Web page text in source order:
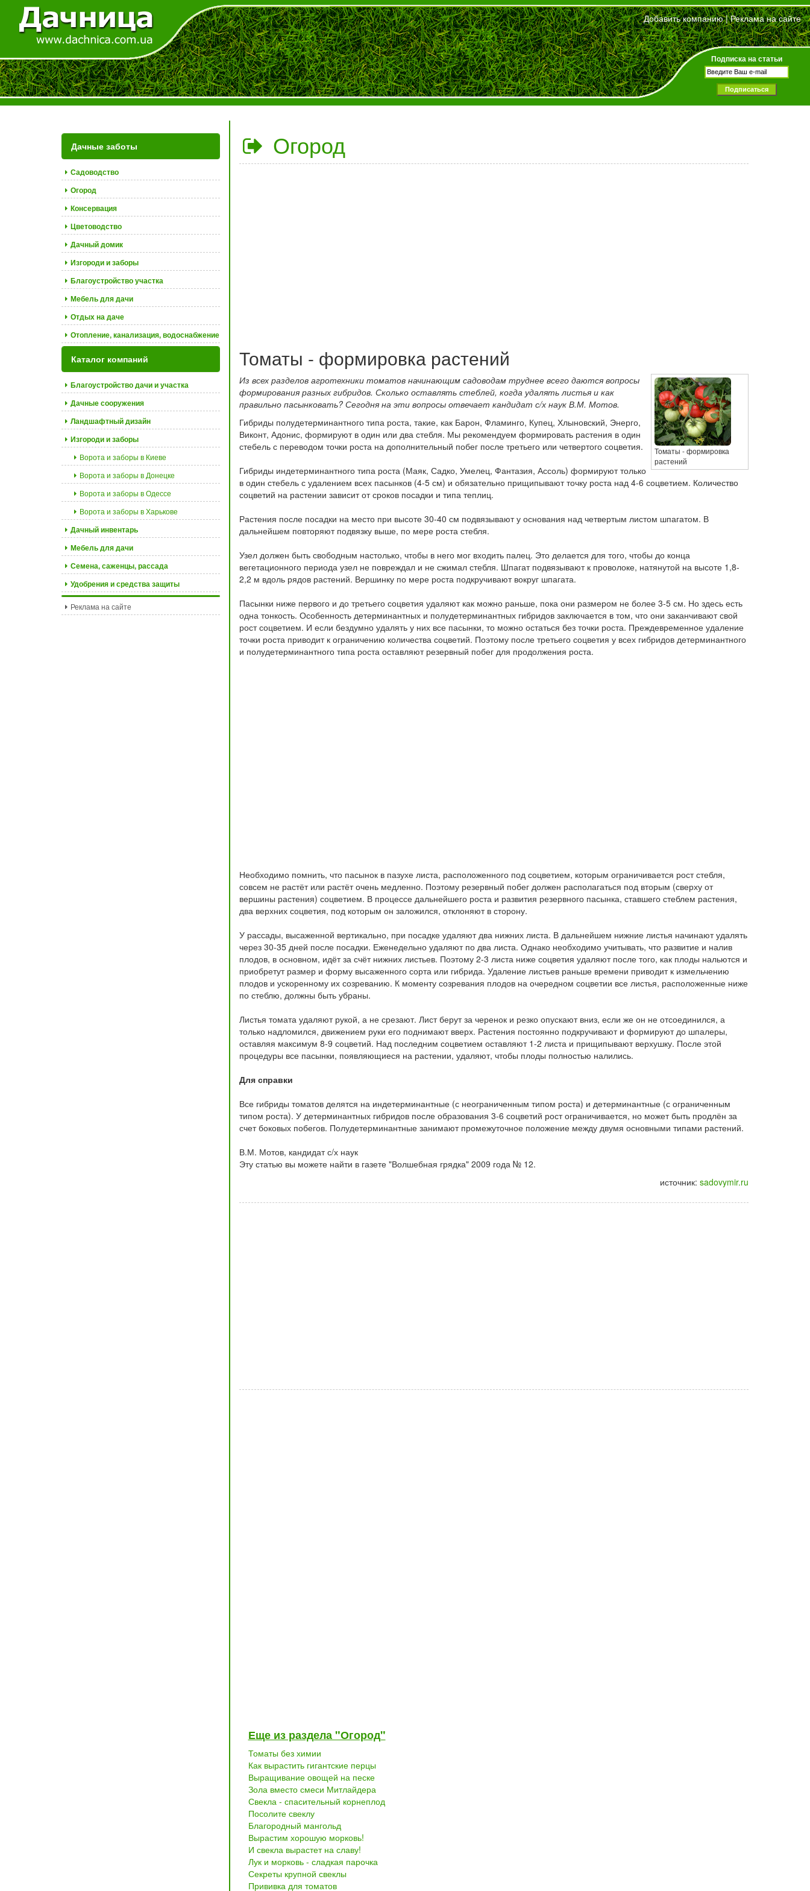
Добавить компанию|Реклама на сайте
Подписка на статьи
Дачные заботы
Садоводство
Огород
Консервация
Цветоводство
Дачный домик
Изгороди и заборы
Благоустройство участка
Мебель для дачи
Отдых на даче
Отопление, канализация, водоснабжение
Каталог компаний
Благоустройство дачи и участка
Дачные сооружения
Ландшафтный дизайн
Изгороди и заборы
Ворота и заборы в Киеве
Ворота и заборы в Донецке
Ворота и заборы в Одессе
Ворота и заборы в Харькове
Дачный инвентарь
Мебель для дачи
Семена, саженцы, рассада
Удобрения и средства защиты
Реклама на сайте
Огород
Томаты - формировка растений
Томаты - формировка
растений
Из всех разделов агротехники томатов начинающим садоводам труднее всего даются вопросы
формирования разных гибридов. Сколько оставлять стеблей, когда удалять листья и как
правильно пасынковать? Сегодня на эти вопросы отвечает кандидат с/х наук В.М. Мотов.
Гибриды полудетерминантного типа роста, такие, как Барон, Фламинго, Купец, Хлыновский, Энерго,
Виконт, Адонис, формируют в один или два стебля. Мы рекомендуем формировать растения в один
стебель с переводом точки роста на дополнительный побег после третьего или четвертого соцветия.
Гибриды индетерминантного типа роста (Маяк, Садко, Умелец, Фантазия, Ассоль) формируют только
в один стебель с удалением всех пасынков (4-5 см) и обязательно прищипывают точку роста над 4-6 соцветием. Количество
соцветий на растении зависит от сроков посадки и типа теплиц.
Растения после посадки на место при высоте 30-40 см подвязывают у основания над четвертым листом шпагатом. В
дальнейшем повторяют подвязку выше, по мере роста стебля.
Узел должен быть свободным настолько, чтобы в него мог входить палец. Это делается для того, чтобы до конца
вегетационного периода узел не повреждал и не сжимал стебля. Шпагат подвязывают к проволоке, натянутой на высоте 1,8-
2,2 м вдоль рядов растений. Вершинку по мере роста подкручивают вокруг шпагата.
Пасынки ниже первого и до третьего соцветия удаляют как можно раньше, пока они размером не более 3-5 см. Но здесь есть
одна тонкость. Особенность детерминантных и полудетерминантных гибридов заключается в том, что они заканчивают свой
рост соцветием. И если бездумно удалять у них все пасынки, то можно остаться без точки роста. Преждевременное удаление
точки роста приводит к ограничению количества соцветий. Поэтому после третьего соцветия у всех гибридов детерминантного
и полудетерминантного типа роста оставляют резервный побег для продолжения роста.
Необходимо помнить, что пасынок в пазухе листа, расположенного под соцветием, которым ограничивается рост стебля,
совсем не растёт или растёт очень медленно. Поэтому резервный побег должен располагаться под вторым (сверху от
вершины растения) соцветием. В процессе дальнейшего роста и развития резервного пасынка, ставшего стеблем растения,
два верхних соцветия, под которым он заложился, отклоняют в сторону.
У рассады, высаженной вертикально, при посадке удаляют два нижних листа. В дальнейшем нижние листья начинают удалять
через 30-35 дней после посадки. Еженедельно удаляют по два листа. Однако необходимо учитывать, что развитие и налив
плодов, в основном, идёт за счёт нижних листьев. Поэтому 2-3 листа ниже соцветия удаляют после того, как плоды нальются и
приобретут размер и форму высаженного сорта или гибрида. Удаление листьев раньше времени приводит к измельчению
плодов и ускоренному их созреванию. К моменту созревания плодов на очередном соцветии все листья, расположенные ниже
по стеблю, должны быть убраны.
Листья томата удаляют рукой, а не срезают. Лист берут за черенок и резко опускают вниз, если же он не отсоединился, а
только надломился, движением руки его поднимают вверх. Растения постоянно подкручивают и формируют до шпалеры,
оставляя максимум 8-9 соцветий. Над последним соцветием оставляют 1-2 листа и прищипывают верхушку. После этой
процедуры все пасынки, появляющиеся на растении, удаляют, чтобы плоды полностью налились.
Для справки
Все гибриды томатов делятся на индетерминантные (с неограниченным типом роста) и детерминантные (с ограниченным
типом роста). У детерминантных гибридов после образования 3-6 соцветий рост ограничивается, но может быть продлён за
счет боковых побегов. Полудетерминантные занимают промежуточное положение между двумя основными типами растений.
В.М. Мотов, кандидат с/х наук
Эту статью вы можете найти в газете "Волшебная грядка" 2009 года № 12.
источник: sadovymir.ru
Еще из раздела "Огород"
Томаты без химии
Как вырастить гигантские перцы
Выращивание овощей на песке
Зола вместо смеси Митлайдера
Свекла - спасительный корнеплод
Посолите свеклу
Благородный мангольд
Вырастим хорошую морковь!
И свекла вырастет на славу!
Лук и морковь - сладкая парочка
Секреты крупной свеклы
Прививка для томатов